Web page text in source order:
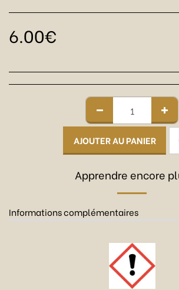
6.00€
AJOUTER AU PANIER
Apprendre encore
Informations complémentaires